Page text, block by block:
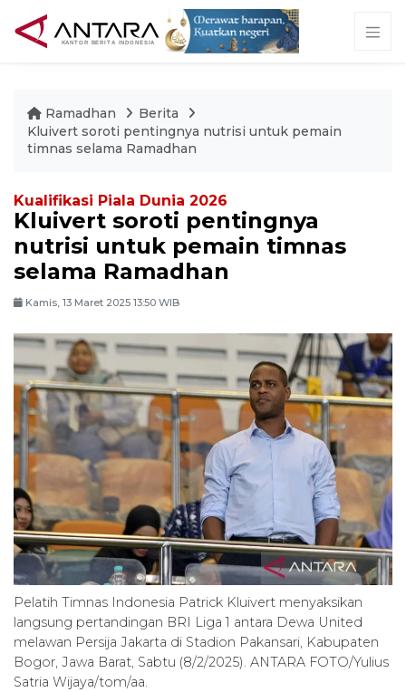
Ramadhan
Berita
Kluivert soroti pentingnya nutrisi untuk pemain
timnas selama Ramadhan
Kualifikasi Piala Dunia 2026
Kluivert soroti pentingnya
nutrisi untuk pemain timnas
selama Ramadhan
Kamis, 13 Maret 2025 13:50 WIB
Pelatih Timnas Indonesia Patrick Kluivert menyaksikan
langsung pertandingan BRI Liga 1 antara Dewa United
melawan Persija Jakarta di Stadion Pakansari, Kabupaten
Bogor, Jawa Barat, Sabtu (8/2/2025). ANTARA FOTO/Yulius
Satria Wijaya/tom/aa.